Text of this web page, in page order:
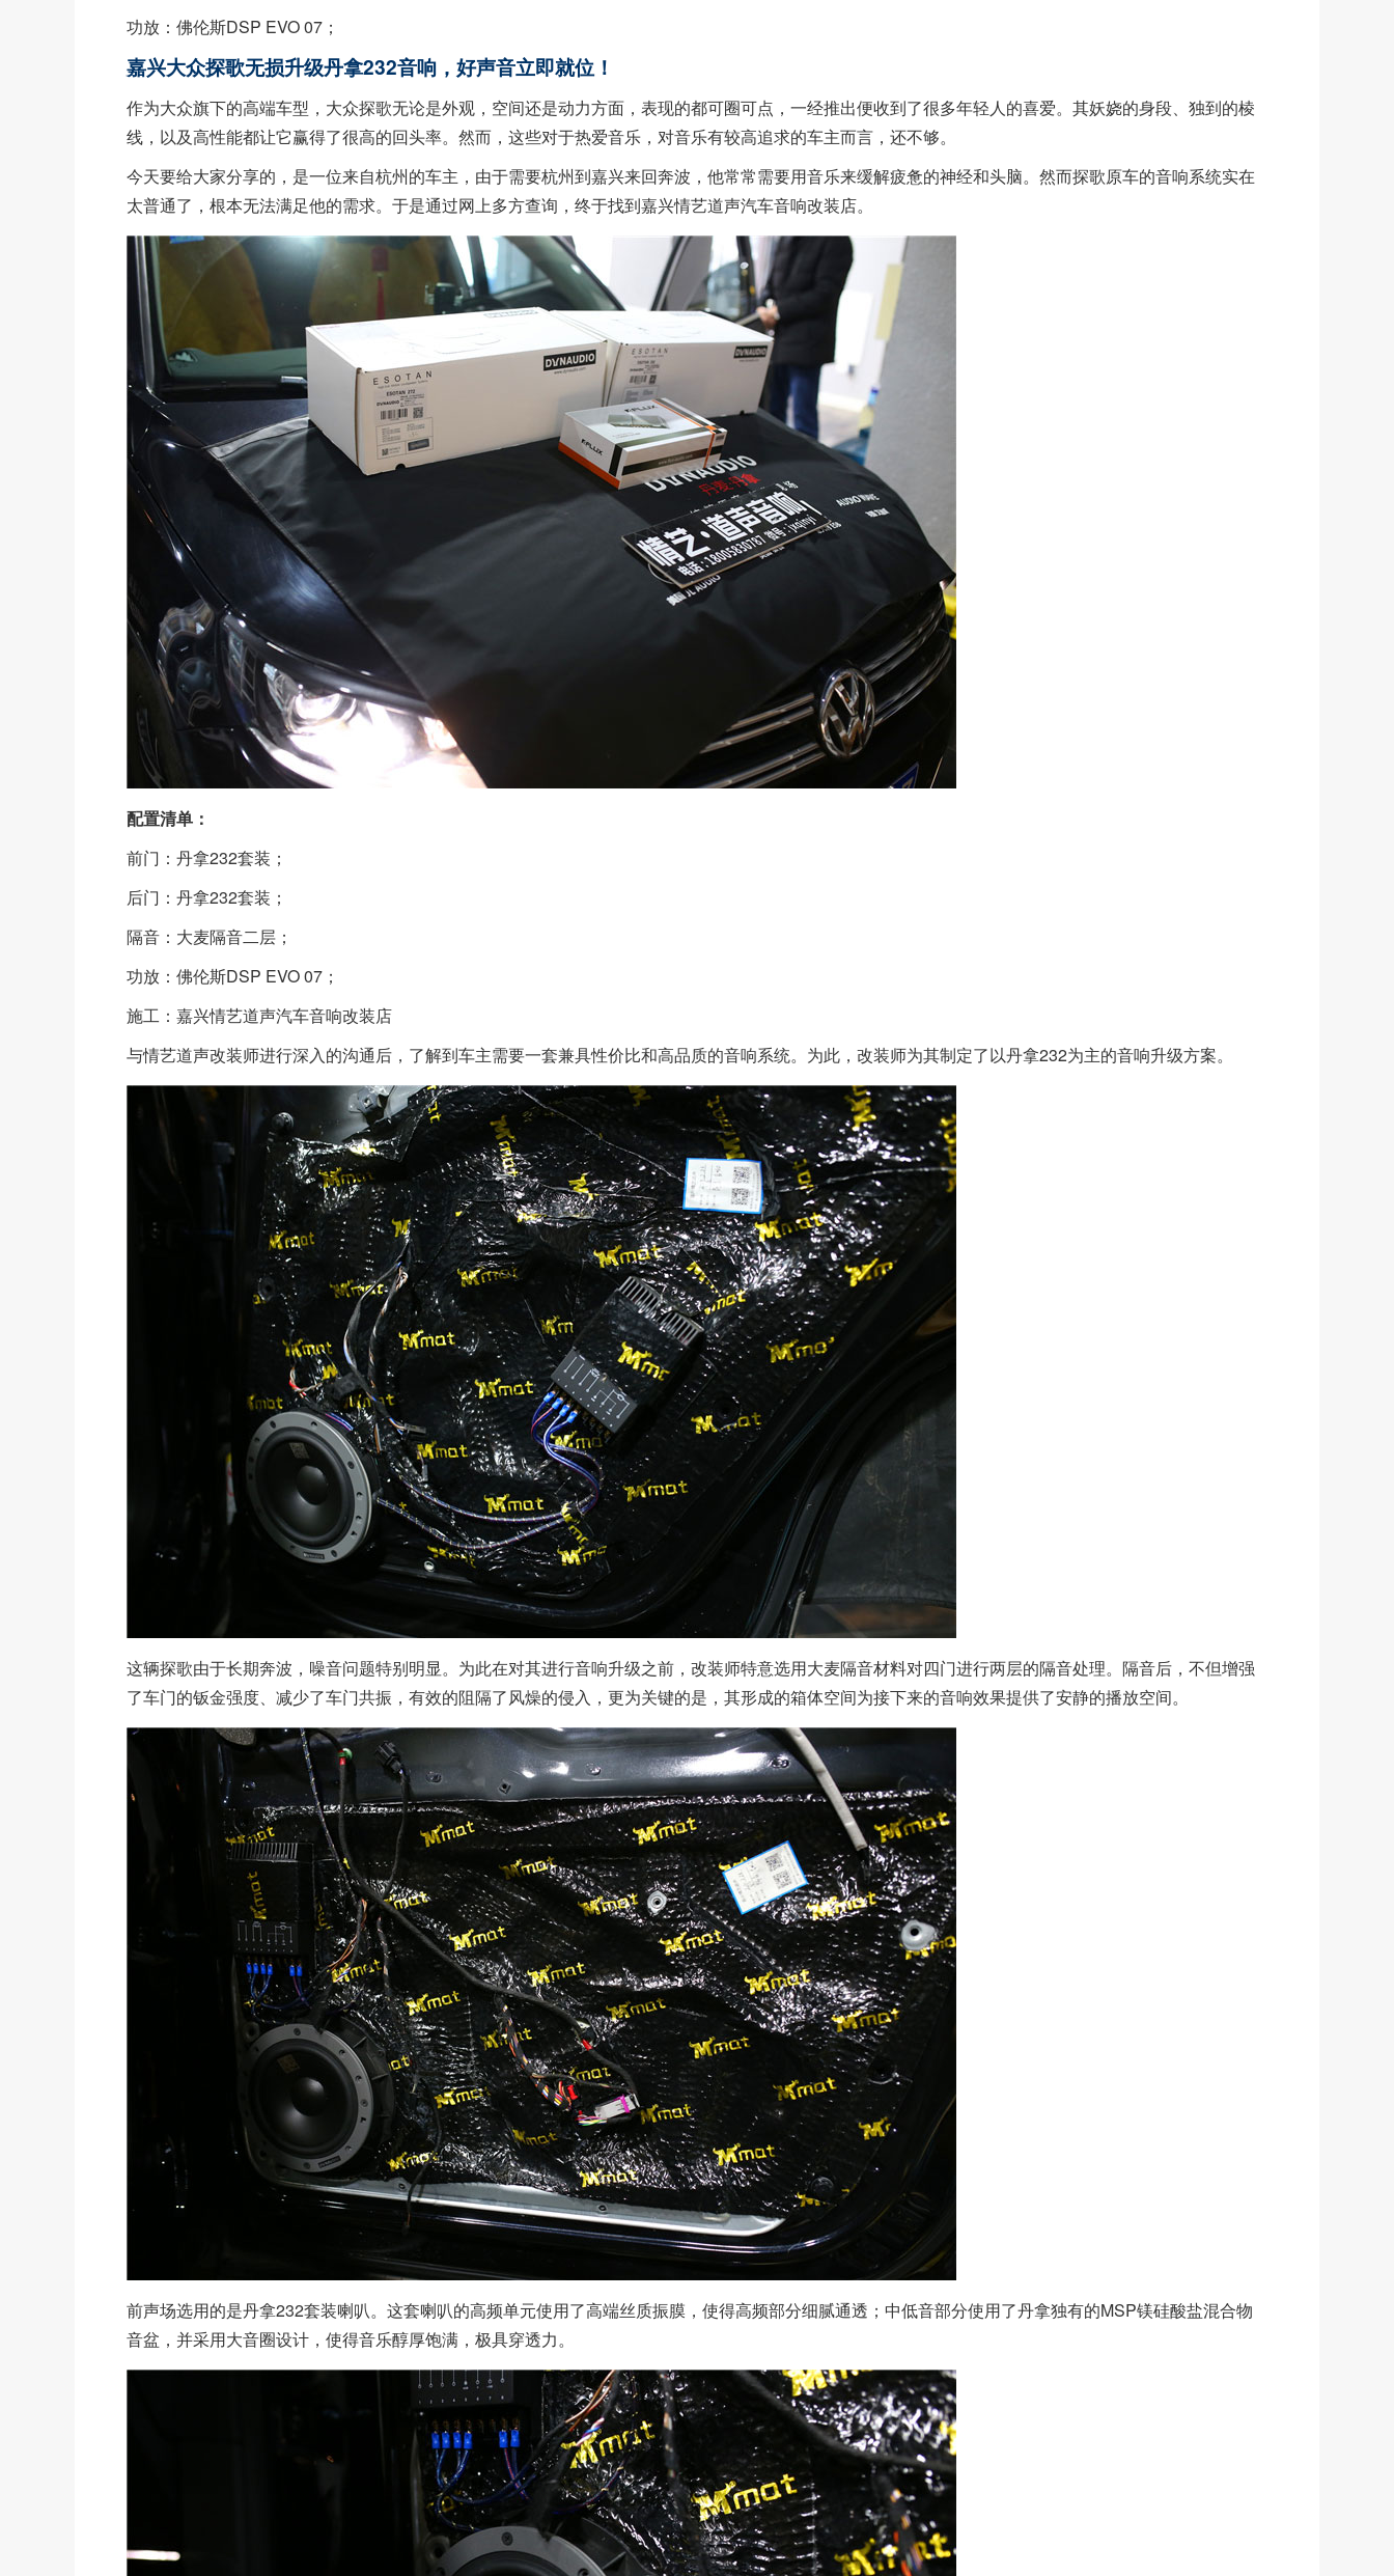
功放：佛伦斯DSP EVO 07；
嘉兴大众探歌无损升级丹拿232音响，好声音立即就位！
作为大众旗下的高端车型，大众探歌无论是外观，空间还是动力方面，表现的都可圈可点，一经推出便收到了很多年轻人的喜爱。其妖娆的身段、独到的棱
线，以及高性能都让它赢得了很高的回头率。然而，这些对于热爱音乐，对音乐有较高追求的车主而言，还不够。
今天要给大家分享的，是一位来自杭州的车主，由于需要杭州到嘉兴来回奔波，他常常需要用音乐来缓解疲惫的神经和头脑。然而探歌原车的音响系统实在
太普通了，根本无法满足他的需求。于是通过网上多方查询，终于找到嘉兴情艺道声汽车音响改装店。
配置清单：
前门：丹拿232套装；
后门：丹拿232套装；
隔音：大麦隔音二层；
功放：佛伦斯DSP EVO 07；
施工：嘉兴情艺道声汽车音响改装店
与情艺道声改装师进行深入的沟通后，了解到车主需要一套兼具性价比和高品质的音响系统。为此，改装师为其制定了以丹拿232为主的音响升级方案。
这辆探歌由于长期奔波，噪音问题特别明显。为此在对其进行音响升级之前，改装师特意选用大麦隔音材料对四门进行两层的隔音处理。隔音后，不但增强
了车门的钣金强度、减少了车门共振，有效的阻隔了风燥的侵入，更为关键的是，其形成的箱体空间为接下来的音响效果提供了安静的播放空间。
前声场选用的是丹拿232套装喇叭。这套喇叭的高频单元使用了高端丝质振膜，使得高频部分细腻通透；中低音部分使用了丹拿独有的MSP镁硅酸盐混合物
音盆，并采用大音圈设计，使得音乐醇厚饱满，极具穿透力。